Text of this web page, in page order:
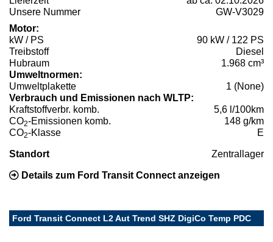
Unsere Nummer
GW-V3029
Motor:
kW / PS
90 kW / 122 PS
Treibstoff
Diesel
Hubraum
1.968 cm³
Umweltnormen:
Umweltplakette
1 (None)
Verbrauch und Emissionen nach WLTP:
Kraftstoffverbr. komb.
5,6 l/100km
CO2-Emissionen komb.
148 g/km
CO2-Klasse E
Standort Zentrallager
Details zum Ford Transit Connect anzeigen
Ford Transit Connect L2 Aut Trend SHZ DigiCo Temp PDC